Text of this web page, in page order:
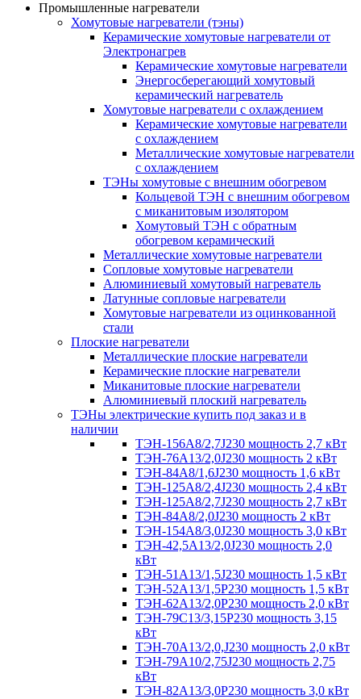
Промышленные нагреватели
Хомутовые нагреватели (тэны)
Керамические хомутовые нагреватели от
Электронагрев
Керамические хомутовые нагреватели
Энергосберегающий хомутовый
керамический нагреватель
Хомутовые нагреватели с охлаждением
Керамические хомутовые нагреватели
с охлаждением
Металлические хомутовые нагреватели
с охлаждением
ТЭНы хомутовые с внешним обогревом
Кольцевой ТЭН с внешним обогревом
с миканитовым изолятором
Хомутовый ТЭН с обратным
обогревом керамический
Металлические хомутовые нагреватели
Сопловые хомутовые нагреватели
Алюминиевый хомутовый нагреватель
Латунные сопловые нагреватели
Хомутовые нагреватели из оцинкованной
стали
Плоские нагреватели
Металлические плоские нагреватели
Керамические плоские нагреватели
Миканитовые плоские нагреватели
Алюминиевый плоский нагреватель
ТЭНы электрические купить под заказ и в
наличии
ТЭН-156А8/2,7J230 мощность 2,7 кВт
ТЭН-76А13/2,0J230 мощность 2 кВт
ТЭН-84А8/1,6J230 мощность 1,6 кВт
ТЭН-125А8/2,4J230 мощность 2,4 кВт
ТЭН-125А8/2,7J230 мощность 2,7 кВт
ТЭН-84А8/2,0J230 мощность 2 кВт
ТЭН-154А8/3,0J230 мощность 3,0 кВт
ТЭН-42,5А13/2,0J230 мощность 2,0
кВт
ТЭН-51А13/1,5J230 мощность 1,5 кВт
ТЭН-52А13/1,5Р230 мощность 1,5 кВт
ТЭН-62А13/2,0Р230 мощность 2,0 кВт
ТЭН-79С13/3,15Р230 мощность 3,15
кВт
ТЭН-70А13/2,0,J230 мощность 2,0 кВт
ТЭН-79А10/2,75J230 мощность 2,75
кВт
ТЭН-82А13/3,0Р230 мощность 3,0 кВт